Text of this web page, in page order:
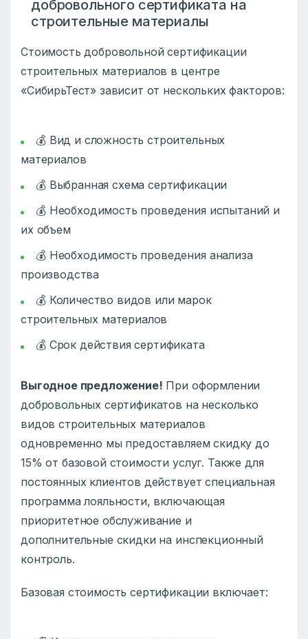
добровольного сертификата на
строительные материалы
Стоимость добровольной сертификации
строительных материалов в центре
«СибирьТест» зависит от нескольких факторов:
💰 Вид и сложность строительных
материалов
💰 Выбранная схема сертификации
💰 Необходимость проведения испытаний и
их объем
💰 Необходимость проведения анализа
производства
💰 Количество видов или марок
строительных материалов
💰 Срок действия сертификата
Выгодное предложение! При оформлении
добровольных сертификатов на несколько
видов строительных материалов
одновременно мы предоставляем скидку до
15% от базовой стоимости услуг. Также для
постоянных клиентов действует специальная
программа лояльности, включающая
приоритетное обслуживание и
дополнительные скидки на инспекционный
контроль.
Базовая стоимость сертификации включает: